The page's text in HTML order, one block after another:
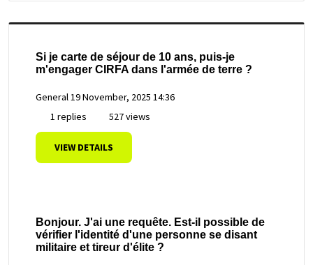
Si je carte de séjour de 10 ans, puis-je
m'engager CIRFA dans l'armée de terre ?
General19 November, 2025 14:36
1 replies
527 views
VIEW DETAILS
Bonjour. J'ai une requête. Est-il possible de
vérifier l'identité d'une personne se disant
militaire et tireur d'élite ?